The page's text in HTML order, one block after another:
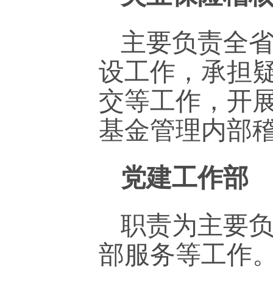
主要负责全
设工作，承担
交等工作，开
基金管理内部
党建工作部
职责为主要
部服务等工作